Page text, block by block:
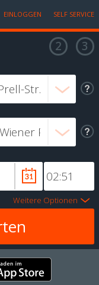
EINLOGGEN SELF SERVICE
Weitere Optionen